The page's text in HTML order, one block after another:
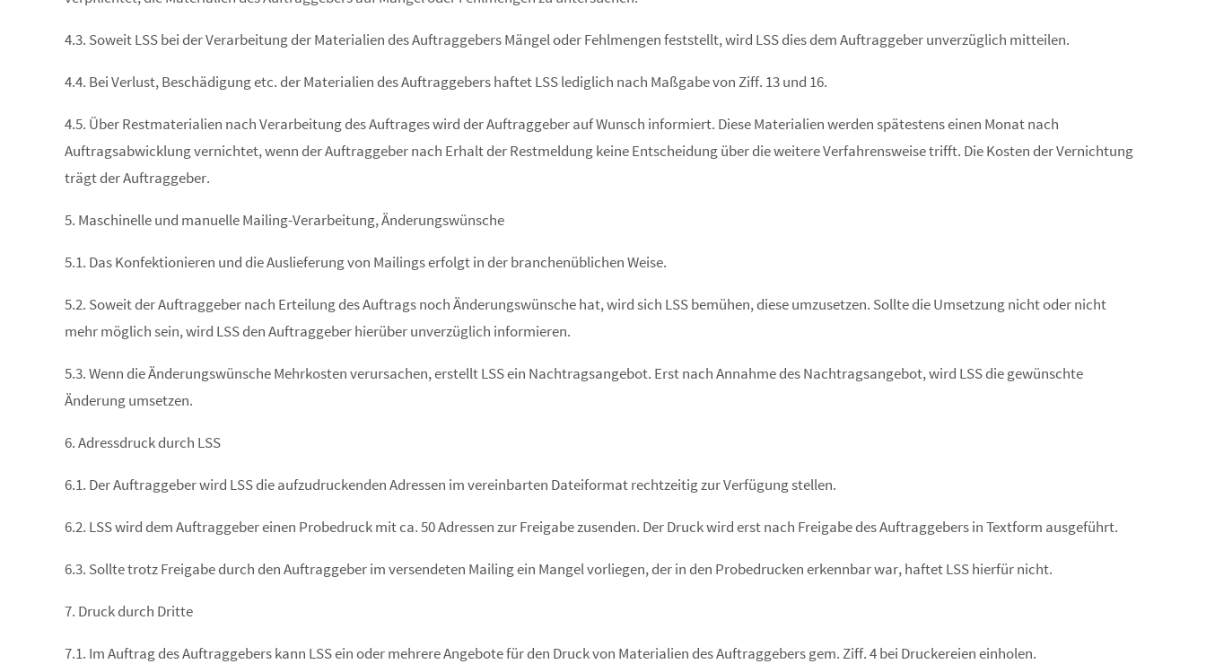
4.3. Soweit LSS bei der Verarbeitung der Materialien des Auftraggebers Mängel oder Fehlmengen feststellt, wird LSS dies dem Auftraggeber unverzüglich mitteilen.
4.4. Bei Verlust, Beschädigung etc. der Materialien des Auftraggebers haftet LSS lediglich nach Maßgabe von Ziff. 13 und 16.
4.5. Über Restmaterialien nach Verarbeitung des Auftrages wird der Auftraggeber auf Wunsch informiert. Diese Materialien werden spätestens einen Monat nach
Auftragsabwicklung vernichtet, wenn der Auftraggeber nach Erhalt der Restmeldung keine Entscheidung über die weitere Verfahrensweise trifft. Die Kosten der Vernichtung
trägt der Auftraggeber.
5. Maschinelle und manuelle Mailing-Verarbeitung, Änderungswünsche
5.1. Das Konfektionieren und die Auslieferung von Mailings erfolgt in der branchenüblichen Weise.
5.2. Soweit der Auftraggeber nach Erteilung des Auftrags noch Änderungswünsche hat, wird sich LSS bemühen, diese umzusetzen. Sollte die Umsetzung nicht oder nicht
mehr möglich sein, wird LSS den Auftraggeber hierüber unverzüglich informieren.
5.3. Wenn die Änderungswünsche Mehrkosten verursachen, erstellt LSS ein Nachtragsangebot. Erst nach Annahme des Nachtragsangebot, wird LSS die gewünschte
Änderung umsetzen.
6. Adressdruck durch LSS
6.1. Der Auftraggeber wird LSS die aufzudruckenden Adressen im vereinbarten Dateiformat rechtzeitig zur Verfügung stellen.
6.2. LSS wird dem Auftraggeber einen Probedruck mit ca. 50 Adressen zur Freigabe zusenden. Der Druck wird erst nach Freigabe des Auftraggebers in Textform ausgeführt.
6.3. Sollte trotz Freigabe durch den Auftraggeber im versendeten Mailing ein Mangel vorliegen, der in den Probedrucken erkennbar war, haftet LSS hierfür nicht.
7. Druck durch Dritte
7.1. Im Auftrag des Auftraggebers kann LSS ein oder mehrere Angebote für den Druck von Materialien des Auftraggebers gem. Ziff. 4 bei Druckereien einholen.